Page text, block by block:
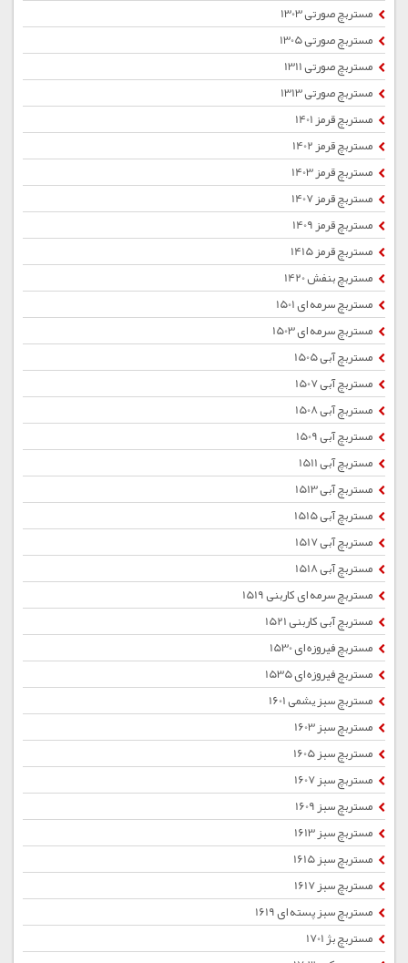
مستربچ صورتی 1303
مستربچ صورتی 1305
مستربچ صورتی 1311
مستربچ صورتی 1313
مستربچ قرمز 1401
مستربچ قرمز 1402
مستربچ قرمز 1403
مستربچ قرمز 1407
مستربچ قرمز 1409
مستربچ قرمز 1415
مستربچ بنفش 1420
مستربچ سرمه ای 1501
مستربچ سرمه ای 1503
مستربچ آبی 1505
مستربچ آبی 1507
مستربچ آبی 1508
مستربچ آبی 1509
مستربچ آبی 1511
مستربچ آبی 1513
مستربچ آبی 1515
مستربچ آبی 1517
مستربچ آبی 1518
مستربچ سرمه ای کاربنی 1519
مستربچ آبی کاربنی 1521
مستربچ فیروزه ای 1530
مستربچ فیروزه ای 1535
مستربچ سبز یشمی 1601
مستربچ سبز 1603
مستربچ سبز 1605
مستربچ سبز 1607
مستربچ سبز 1609
مستربچ سبز 1613
مستربچ سبز 1615
مستربچ سبز 1617
مستربچ سبز پسته ای 1619
مستربچ بژ 1701